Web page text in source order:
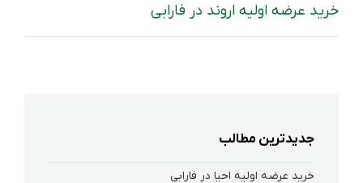
خرید عرضه‌ اولیه اروند در فارابی
جدیدترین مطالب
خرید عرضه اولیه احیا در فارابی